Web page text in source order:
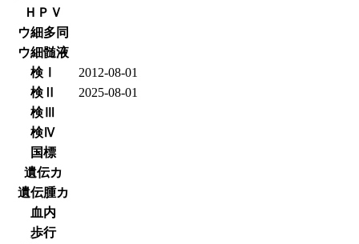
ＨＰＶ
ウ細多同
ウ細髄液
検Ⅰ
2012-08-01
検Ⅱ
2025-08-01
検Ⅲ
検Ⅳ
国標
遺伝カ
遺伝腫カ
血内
歩行